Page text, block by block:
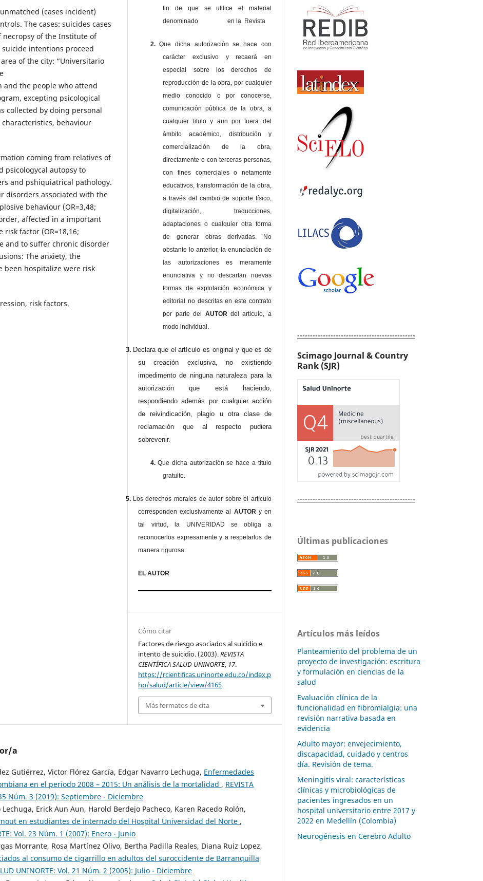
(cases incident)
The cases: suicides cases
of the Institute of
suicide intentions proceed
of the city: “Universitario
the people who attend
excepting psicological
collected by doing personal
behaviour
coming from relatives of
psicologycal autopsy to
and pshiquiatrical pathology.
disorders associated with the
behaviour (OR=3,48;
affected in a important
risk factor (OR=18,16;
and to suffer chronic disorder
The anxiety, the
been hospitalize were risk
risk factors.
fin de que se utilice el material
denominado en la Revista
2. Que dicha autorización se hace con
carácter exclusivo y recaerá en
especial sobre los derechos de
reproducción de la obra, por cualquier
medio conocido o por conocerse,
comunicación pública de la obra, a
cualquier titulo y aun por fuera del
ámbito académico, distribución y
comercialización de la obra,
directamente o con terceras personas,
con fines comerciales o netamente
educativos, transformación de la obra,
a través del cambio de soporte físico,
digitalización, traducciones,
adaptaciones o cualquier otra forma
de generar obras derivadas. No
obstante lo anterior, la enunciación de
las autorizaciones es meramente
enunciativa y no descartan nuevas
formas de explotación económica y
editorial no descritas en este contrato
por parte del AUTORdel artículo, a
modo individual.
3. Declara que el artículo es original y que es de
su creación exclusiva, no existiendo
impedimento de ninguna naturaleza para la
autorización que está haciendo,
respondiendo además por cualquier acción
de reivindicación, plagio u otra clase de
reclamación que al respecto pudiera
sobrevenir.
4. Que dicha autorización se hace a título
gratuito.
5. Los derechos morales de autor sobre el artículo
corresponden exclusivamente al AUTOR y en
tal virtud, la UNIVERIDAD se obliga a
reconocerlos expresamente y a respetarlos de
manera rigurosa.
EL AUTOR
Cómo citar
Factores de riesgo asociados al suicidio e
intento de suicidio. (2003).REVISTA
CIENTÍFICA SALUD UNINORTE, 17.
https://rcientificas.uninorte.edu.co/index.p
hp/salud/article/view/4165
Más formatos de cita
a
Gutiérrez, Victor Flórez García, Edgar Navarro Lechuga, Enfermedades
en el periodo 2008 – 2015: Un análisis de la mortalidad , REVISTA
Núm. 3 (2019): Septiembre - Diciembre
Erick Aun Aun, Harold Berdejo Pacheco, Karen Racedo Rolón,
en estudiantes de internado del Hospital Universidad del Norte ,
Vol. 23 Núm. 1 (2007): Enero - Junio
Morrante, Rosa Martínez Olivo, Bertha Padilla Reales, Diana Ruiz Lopez,
al consumo de cigarrillo en adultos del suroccidente de Barranquilla
UNINORTE: Vol. 21 Núm. 2 (2005): Julio - Diciembre
----------------------------------------------
Scimago Journal & Country
Rank (SJR)
----------------------------------------------
Últimas publicaciones
Artículos más leídos
Planteamiento del problema de un
proyecto de investigación: escritura
y formulación en ciencias de la
salud
Evaluación clínica de la
funcionalidad en fibromialgia: una
revisión narrativa basada en
evidencia
Adulto mayor: envejecimiento,
discapacidad, cuidado y centros
día. Revisión de tema.
Meningitis viral: características
clínicas y microbiológicas de
pacientes ingresados en un
hospital universitario entre 2017 y
2022 en Medellín (Colombia)
Neurogénesis en Cerebro Adulto